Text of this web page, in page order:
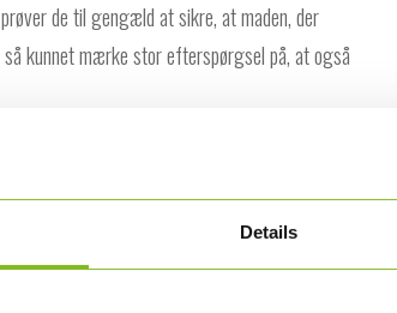
Details
de til gengæld at sikre, at maden, der
kunnet mærke stor efterspørgsel på, at også
har en Cradle to Cradle certificeret
taget det bæredygtige valg.